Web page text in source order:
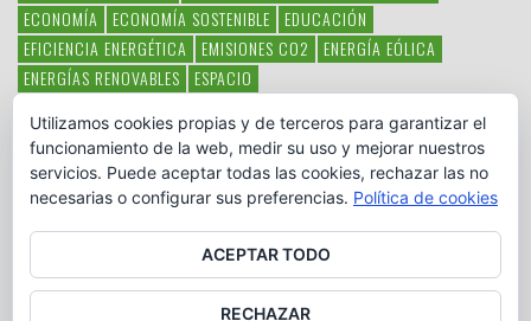
ECONOMÍA
ECONOMÍA SOSTENIBLE
EDUCACIÓN
EFICIENCIA ENERGÉTICA
EMISIONES CO2
ENERGÍA EÓLICA
ENERGÍAS RENOVABLES
ESPACIO
HAMBRE LATINOAMÉRICA MEDIO AMBIENTE
MÉXICO
OBJETIVOS DEL MILENIO
ONGS PAZ POBREZA POESÍA
POLITICA
PUEBLOS INDÍGENAS RSC RSE
SOBERANÍA ALIMENTARIA
SOLIDARIDAD SOSTENIBILIDAD TECNOLOGÍA VERTIDO PETROLEO
Utilizamos cookies propias y de terceros para garantizar el
funcionamiento de la web, medir su uso y mejorar nuestros
servicios. Puede aceptar todas las cookies, rechazar las no
necesarias o configurar sus preferencias. Política de cookies
ACEPTAR TODO
RECHAZAR